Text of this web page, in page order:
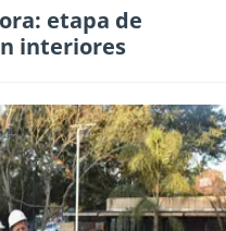
etapa de
interiores